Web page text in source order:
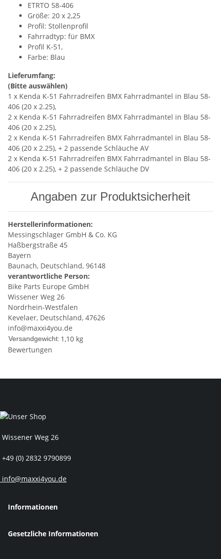
ETRTO 58-406
Größe: 20 x 2,25
Profil: Stollenprofil
Fahrradtyp: für BMX
Profil K-51,
Farbe: Blau
Lieferumfang:
(Bitte auswählen)
1 x Kenda K-51 Fahrradreifen BMX Fahrradmantel in Blau 58-
406 (20 x 2.25),
2 x Kenda K-51 Fahrradreifen BMX Fahrradmantel in Blau 58-
406 (20 x 2.25),
2 x Kenda K-51 Fahrradreifen BMX Fahrradmantel in Blau 58-
406 (20 x 2.25), + 2 passende Schläuche AV
2 x Kenda K-51 Fahrradreifen BMX Fahrradmantel in Blau 58-
406 (20 x 2.25), + 2 passende Schläuche DV
Angaben zur Produktsicherheit
Herstellerinformationen:
Messingschlager GmbH & Co. KG
Haßbergstraße 45
Bayern
Baunach, Deutschland, 96148
verantwortliche Person:
Bike Parts Europe GmbH
Wissener Weg 26
Nordrhein-Westfalen
Kevelaer, Deutschland, 47626
info@maxxi4you.de
Versandgewicht: 1,10 kg
Bewertungen
Wissener Weg 26
+49 (0) 2832 9790899
info@maxxi4you.de
Informationen
Gesetzliche Informationen